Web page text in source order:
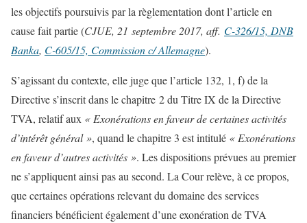
les objectifs poursuivis par la règlementation dont l’article en
cause fait partie (CJUE, 21 septembre 2017, aff. C-326/15, DNB
Banka, C-605/15, Commission c/ Allemagne).
S’agissant du contexte, elle juge que l’article 132, 1, f) de la
Directive s’inscrit dans le chapitre 2 du Titre IX de la Directive
TVA, relatif aux « Exonérations en faveur de certaines activités
d’intérêt général », quand le chapitre 3 est intitulé « Exonérations
en faveur d’autres activités ». Les dispositions prévues au premier
ne s’appliquent ainsi pas au second. La Cour relève, à ce propos,
que certaines opérations relevant du domaine des services
financiers bénéficient également d’une exonération de TVA